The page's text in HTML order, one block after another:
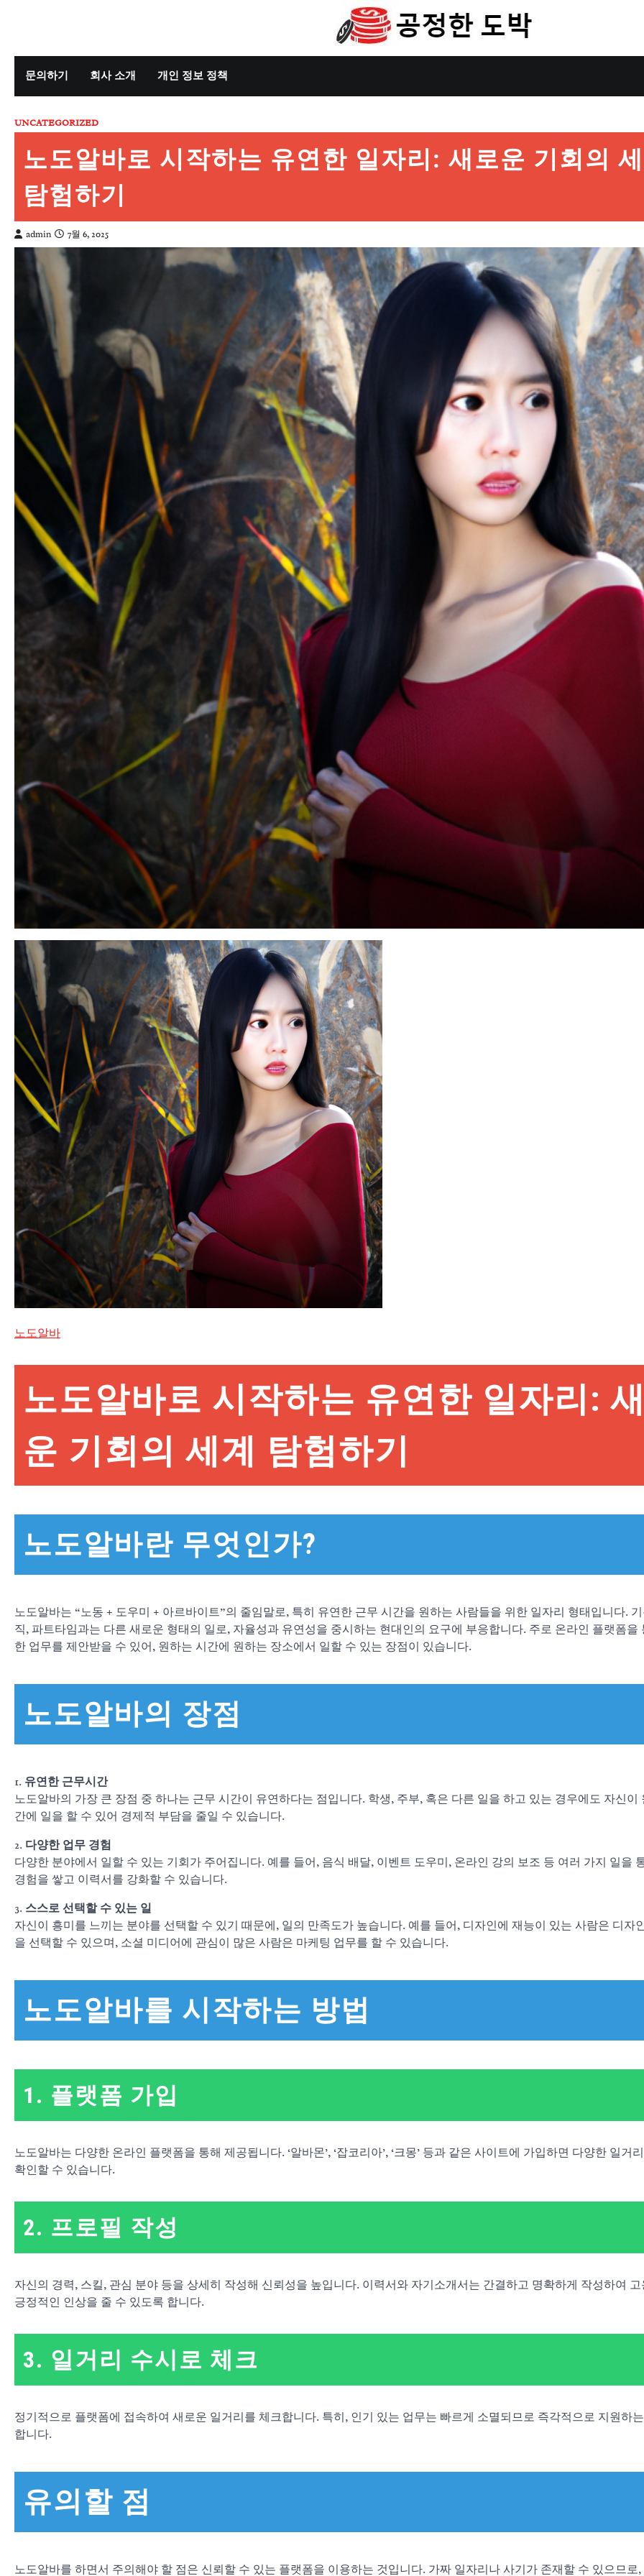
문의하기 회사 소개 개인 정보 정책
UNCATEGORIZED
노도알바로 시작하는 유연한 일자리: 새로운 기회의
탐험하기
admin 7월 6, 2025
노도알바
노도알바로 시작하는 유연한 일자리:
운 기회의 세계 탐험하기
노도알바란 무엇인가?
노도알바는 “노동 + 도우미 + 아르바이트”의 줄임말로, 특히 유연한 근무 시간을 원하는 사람들을 위한 일자리 형태입니다.
직, 파트타임과는 다른 새로운 형태의 일로, 자율성과 유연성을 중시하는 현대인의 요구에 부응합니다. 주로 온라인 플랫폼을
한 업무를 제안받을 수 있어, 원하는 시간에 원하는 장소에서 일할 수 있는 장점이 있습니다.
노도알바의 장점
1. 유연한 근무시간
노도알바의 가장 큰 장점 중 하나는 근무 시간이 유연하다는 점입니다. 학생, 주부, 혹은 다른 일을 하고 있는 경우에도 자신이
간에 일을 할 수 있어 경제적 부담을 줄일 수 있습니다.
2. 다양한 업무 경험
다양한 분야에서 일할 수 있는 기회가 주어집니다. 예를 들어, 음식 배달, 이벤트 도우미, 온라인 강의 보조 등 여러 가지 일을
경험을 쌓고 이력서를 강화할 수 있습니다.
3. 스스로 선택할 수 있는 일
자신이 흥미를 느끼는 분야를 선택할 수 있기 때문에, 일의 만족도가 높습니다. 예를 들어, 디자인에 재능이 있는 사람은 디자
을 선택할 수 있으며, 소셜 미디어에 관심이 많은 사람은 마케팅 업무를 할 수 있습니다.
노도알바를 시작하는 방법
1. 플랫폼 가입
노도알바는 다양한 온라인 플랫폼을 통해 제공됩니다. ‘알바몬’, ‘잡코리아’, ‘크몽’ 등과 같은 사이트에 가입하면 다양한 일거
확인할 수 있습니다.
2. 프로필 작성
자신의 경력, 스킬, 관심 분야 등을 상세히 작성해 신뢰성을 높입니다. 이력서와 자기소개서는 간결하고 명확하게 작성하여
긍정적인 인상을 줄 수 있도록 합니다.
3. 일거리 수시로 체크
정기적으로 플랫폼에 접속하여 새로운 일거리를 체크합니다. 특히, 인기 있는 업무는 빠르게 소멸되므로 즉각적으로 지원하
합니다.
유의할 점
노도알바를 하면서 주의해야 할 점은 신뢰할 수 있는 플랫폼을 이용하는 것입니다. 가짜 일자리나 사기가 존재할 수 있으므로